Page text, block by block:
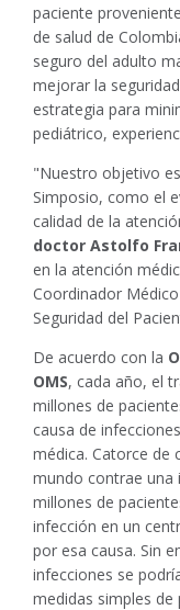
paciente
de salud de
seguro del adulto
mejorar la
estrategia para
pediátrico,
"Nuestro objetivo
Simposio, como el
calidad de la
doctor Astolfo
en la atención
Coordinador
Seguridad del
De acuerdo con la
OMS, cada año, el
millones de
causa de
médica. Catorce de
mundo contrae una
millones de
infección en un
por esa causa. Sin
infecciones se
medidas simples